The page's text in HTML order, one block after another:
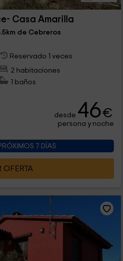
Casa Amarilla
de Cebreros
Reservado 1 veces
2 habitaciones
1 baños
desde 46€
persona y noche
7 DÍAS
OFERTA